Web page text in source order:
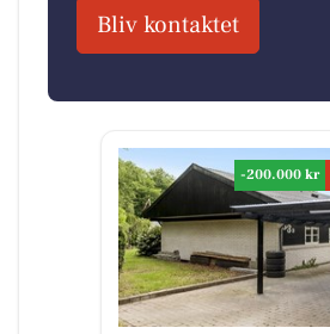
Bliv kontaktet
-200.000 kr